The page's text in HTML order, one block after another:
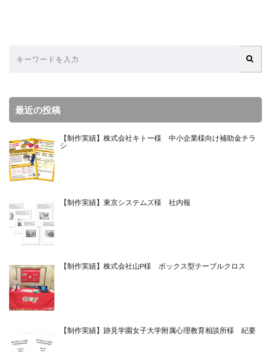
最近の投稿
【制作実績】株式会社キトー様 中小企業様向け補助金チラ
シ
【制作実績】東京システムズ様 社内報
【制作実績】株式会社山P様 ボックス型テーブルクロス
【制作実績】跡見学園女子大学附属心理教育相談所様 紀要